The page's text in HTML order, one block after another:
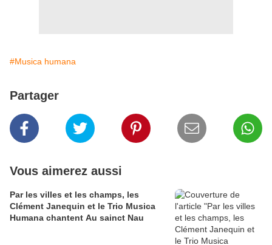
#Musica humana
Partager
Vous aimerez aussi
Par les villes et les champs, les
Clément Janequin et le Trio Musica
Humana chantent Au sainct Nau